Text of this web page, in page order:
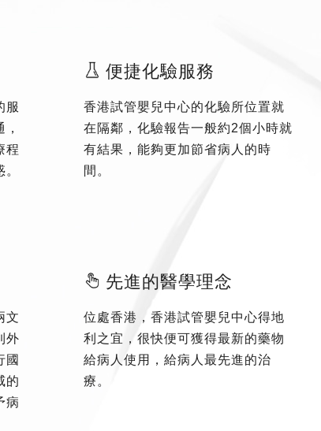
服
程
便捷化驗服務
香港試管嬰兒中心的化驗所位置就
在隔鄰，化驗報告一般約2個小時就
有結果，能夠更加節省病人的時
間。
文
外
國
的
病
先進的醫學理念
位處香港，香港試管嬰兒中心得地
利之宜，很快便可獲得最新的藥物
給病人使用，給病人最先進的治
療。